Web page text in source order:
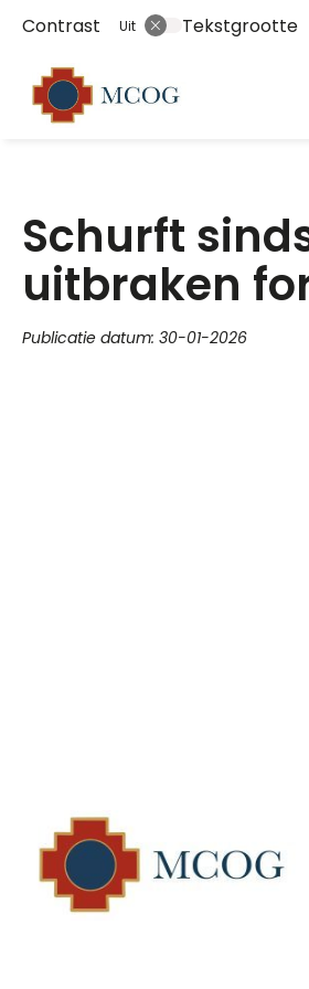
Contrast Uit Tekstgrootte
Schurft
uitbraken
Publicatie datum: 30-01-2026